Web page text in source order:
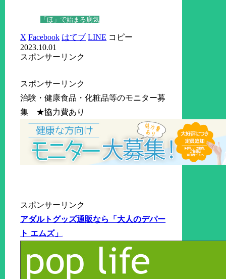
「ほ」で始まる病気
X Facebook はてブ LINE コピー
2023.10.01
スポンサーリンク
スポンサーリンク
治験・健康食品・化粧品等のモニター募
集 ★協力費あり
スポンサーリンク
アダルトグッズ通販なら「大人のデパー
ト エムズ」